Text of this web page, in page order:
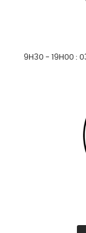
9H30 - 19H00 :